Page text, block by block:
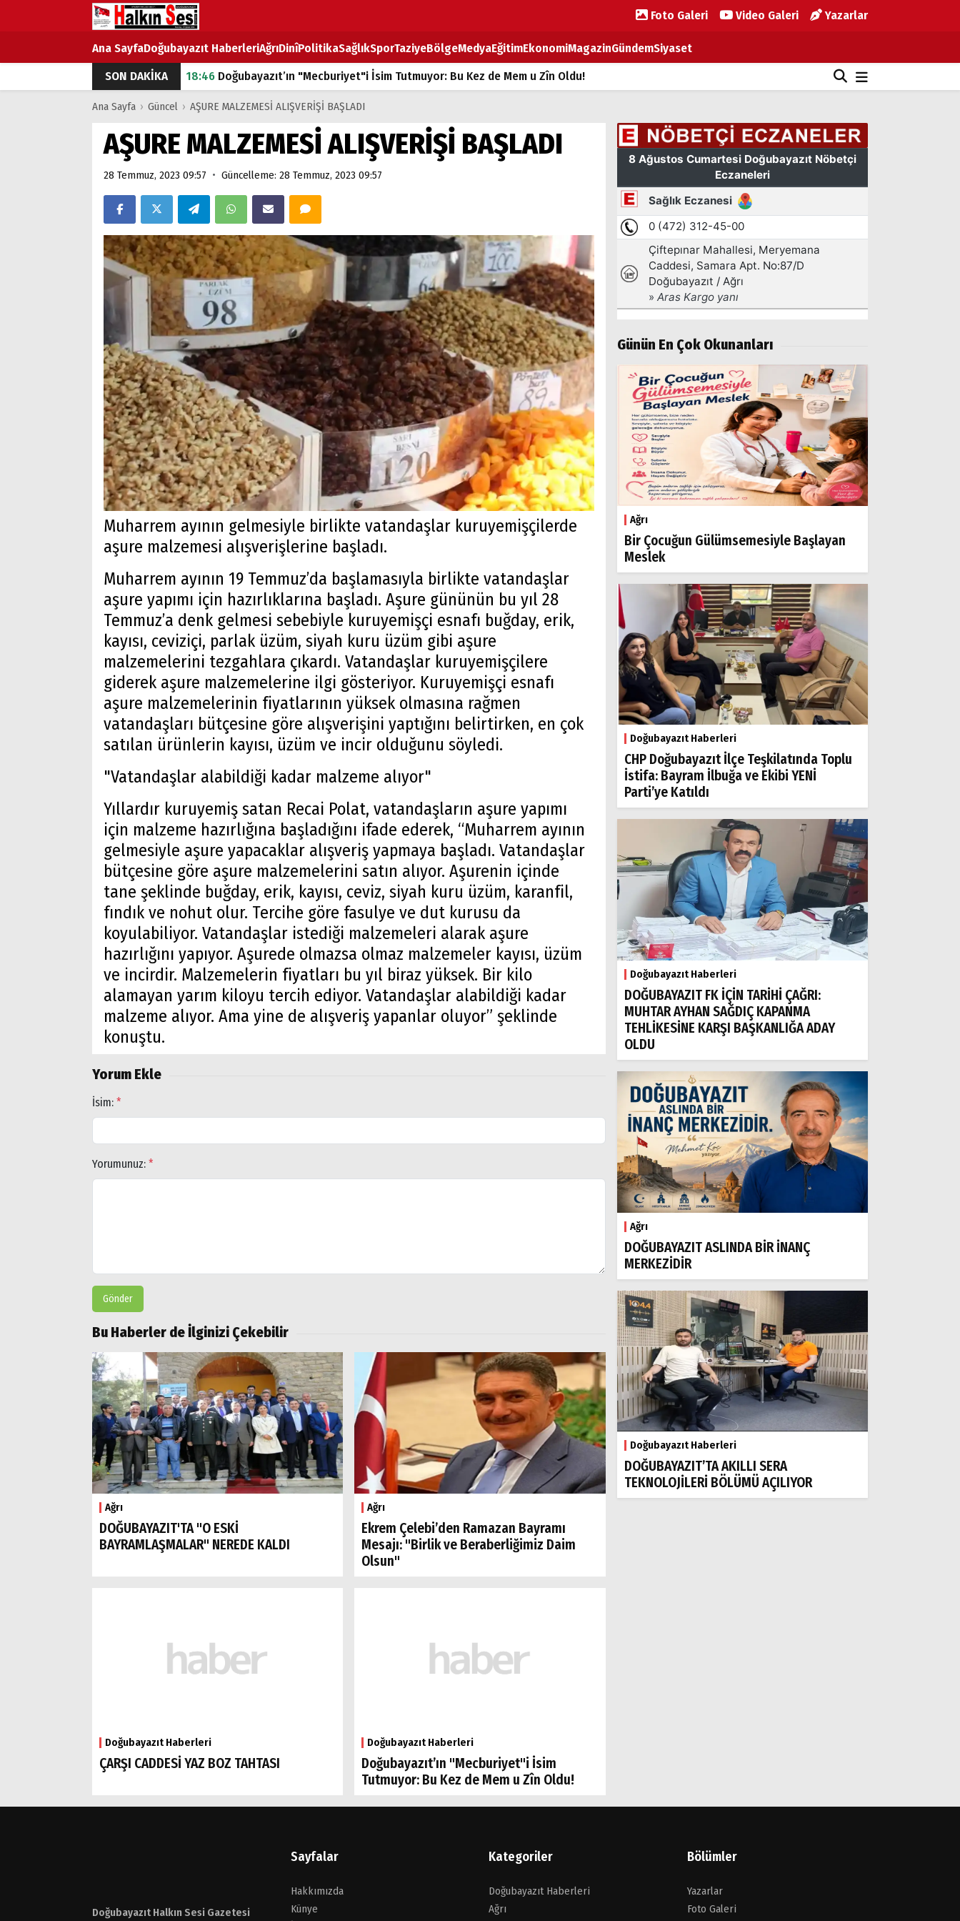
Foto Galeri Video Galeri Yazarlar
Ana SayfaDoğubayazıt HaberleriAğrıDinîPolitikaSağlıkSporTaziyeBölgeMedyaEğitimEkonomiMagazinGündemSiyaset
SON DAKİKA
18:46 Doğubayazıt’ın "Mecburiyet"i İsim Tutmuyor: Bu Kez de Mem u Zîn Oldu!
07:53Doğubayazıt’ta Ekmek Fiyatlarına Zam
07:16Doğubayazıt'ta çocukların sırtındaki ağır yük
07:00 DEVLET ve HÜKÜMET
ÇARŞI CADDESİ YAZ BOZ TAHTASI
Ana Sayfa › Güncel › AŞURE MALZEMESİ ALIŞVERİŞİ BAŞLADI
AŞURE MALZEMESİ ALIŞVERİŞİ BAŞLADI
28 Temmuz, 2023 09:57 • Güncelleme: 28 Temmuz, 2023 09:57
Muharrem ayının gelmesiyle birlikte vatandaşlar kuruyemişçilerde
aşure malzemesi alışverişlerine başladı.
Muharrem ayının 19 Temmuz’da başlamasıyla birlikte vatandaşlar
aşure yapımı için hazırlıklarına başladı. Aşure gününün bu yıl 28
Temmuz’a denk gelmesi sebebiyle kuruyemişçi esnafı buğday, erik,
kayısı, ceviziçi, parlak üzüm, siyah kuru üzüm gibi aşure
malzemelerini tezgahlara çıkardı. Vatandaşlar kuruyemişçilere
giderek aşure malzemelerine ilgi gösteriyor. Kuruyemişçi esnafı
aşure malzemelerinin fiyatlarının yüksek olmasına rağmen
vatandaşları bütçesine göre alışverişini yaptığını belirtirken, en çok
satılan ürünlerin kayısı, üzüm ve incir olduğunu söyledi.
"Vatandaşlar alabildiği kadar malzeme alıyor"
Yıllardır kuruyemiş satan Recai Polat, vatandaşların aşure yapımı
için malzeme hazırlığına başladığını ifade ederek, “Muharrem ayının
gelmesiyle aşure yapacaklar alışveriş yapmaya başladı. Vatandaşlar
bütçesine göre aşure malzemelerini satın alıyor. Aşurenin içinde
tane şeklinde buğday, erik, kayısı, ceviz, siyah kuru üzüm, karanfil,
fındık ve nohut olur. Tercihe göre fasulye ve dut kurusu da
koyulabiliyor. Vatandaşlar istediği malzemeleri alarak aşure
hazırlığını yapıyor. Aşurede olmazsa olmaz malzemeler kayısı, üzüm
ve incirdir. Malzemelerin fiyatları bu yıl biraz yüksek. Bir kilo
alamayan yarım kiloyu tercih ediyor. Vatandaşlar alabildiği kadar
malzeme alıyor. Ama yine de alışveriş yapanlar oluyor” şeklinde
konuştu.
Yorum Ekle
İsim: *
Yorumunuz: *
Gönder
Bu Haberler de İlginizi Çekebilir
Ağrı
DOĞUBAYAZIT'TA "O ESKİ
BAYRAMLAŞMALAR" NEREDE KALDI
Ağrı
Ekrem Çelebi’den Ramazan Bayramı
Mesajı: "Birlik ve Beraberliğimiz Daim
Olsun"
Doğubayazıt Haberleri
ÇARŞI CADDESİ YAZ BOZ TAHTASI
Doğubayazıt Haberleri
Doğubayazıt’ın "Mecburiyet"i İsim
Tutmuyor: Bu Kez de Mem u Zîn Oldu!
Günün En Çok Okunanları
Ağrı
Bir Çocuğun Gülümsemesiyle Başlayan
Meslek
Doğubayazıt Haberleri
CHP Doğubayazıt İlçe Teşkilatında Toplu
İstifa: Bayram İlbuğa ve Ekibi YENİ
Parti’ye Katıldı
Doğubayazıt Haberleri
DOĞUBAYAZIT FK İÇİN TARİHİ ÇAĞRI:
MUHTAR AYHAN SAĞDIÇ KAPANMA
TEHLİKESİNE KARŞI BAŞKANLIĞA ADAY
OLDU
Ağrı
DOĞUBAYAZIT ASLINDA BİR İNANÇ
MERKEZİDİR
Doğubayazıt Haberleri
DOĞUBAYAZIT’TA AKILLI SERA
TEKNOLOJİLERİ BÖLÜMÜ AÇILIYOR
Doğubayazıt Halkın Sesi Gazetesi
Sayfalar
Hakkımızda
Künye
Kategoriler
Doğubayazıt Haberleri
Ağrı
Bölümler
Yazarlar
Foto Galeri